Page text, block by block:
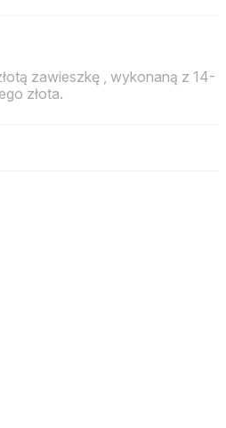
zawieszkę , wykonaną z 14-
złota.